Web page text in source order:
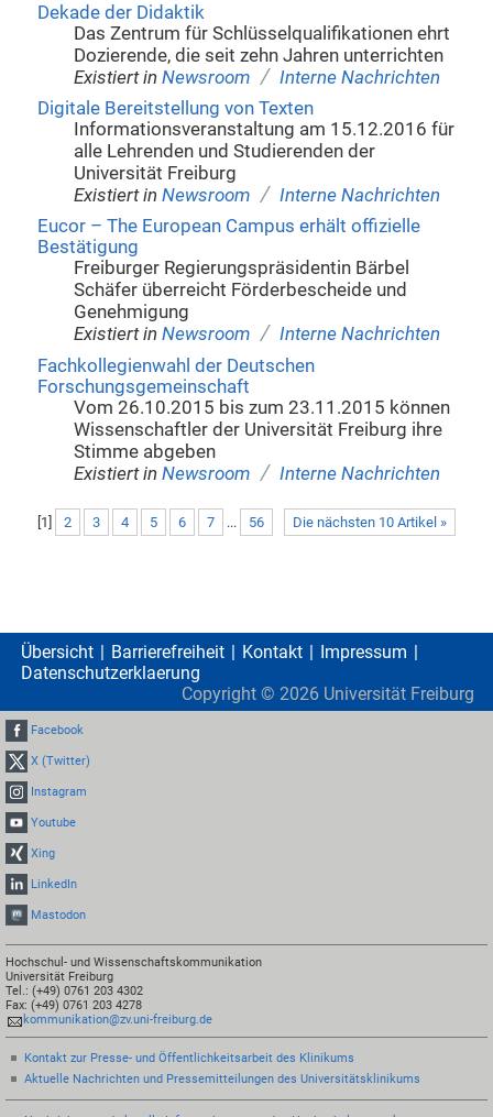
Dekade der Didaktik
Das Zentrum für Schlüsselqualifikationen ehrt
Dozierende, die seit zehn Jahren unterrichten
Existiert in Newsroom / Interne Nachrichten
Digitale Bereitstellung von Texten
Informationsveranstaltung am 15.12.2016 für
alle Lehrenden und Studierenden der
Universität Freiburg
Existiert in Newsroom / Interne Nachrichten
Eucor – The European Campus erhält offizielle
Bestätigung
Freiburger Regierungspräsidentin Bärbel
Schäfer überreicht Förderbescheide und
Genehmigung
Existiert in Newsroom / Interne Nachrichten
Fachkollegienwahl der Deutschen
Forschungsgemeinschaft
Vom 26.10.2015 bis zum 23.11.2015 können
Wissenschaftler der Universität Freiburg ihre
Stimme abgeben
Existiert in Newsroom / Interne Nachrichten
Die nächsten 10 Artikel »
1 2 3 4 5 6 7 ... 56
Übersicht Barrierefreiheit Kontakt
Impressum
Datenschutzerklaerung
Copyright © 2026 Universität Freiburg
Facebook
X (Twitter)
Instagram
Youtube
Xing
LinkedIn
Mastodon
Hochschul- und Wissenschaftskommunikation
Universität Freiburg
Tel.: (+49) 0761 203 4302
Fax: (+49) 0761 203 4278
kommunikation@zv.uni-freiburg.de
Kontakt zur Presse- und Öffentlichkeitsarbeit des Klinikums
Aktuelle Nachrichten und Pressemitteilungen des Universitätsklinikums